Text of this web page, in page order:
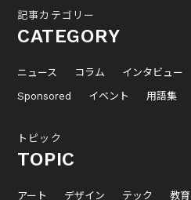
記事カテゴリー
CATEGORY
ニュース コラム インタビュー
Sponsored
イベント 用語集
トピック
TOPIC
アート デザイン テック 教育